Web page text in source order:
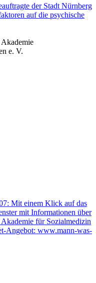
der Stadt Nürnberg
auf die psychische
e. V.